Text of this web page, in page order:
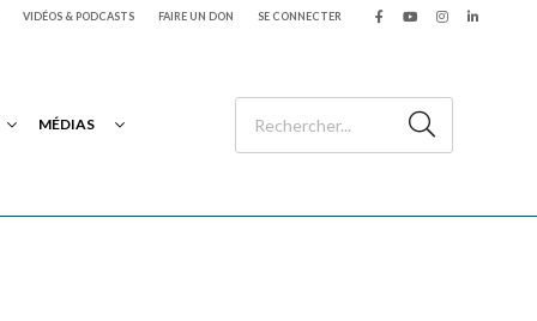
VIDÉOS & PODCASTS FAIRE UN DON SE CONNECTER
MÉDIAS